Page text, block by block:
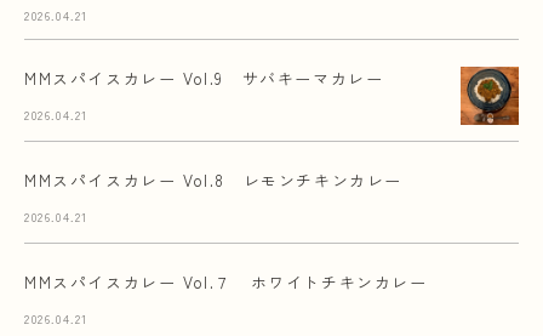
2026.04.21
MMスパイスカレー Vol.9 サバキーマカレー
2026.04.21
MMスパイスカレー Vol.8 レモンチキンカレー
2026.04.21
MMスパイスカレー Vol.７ ホワイトチキンカレー
2026.04.21